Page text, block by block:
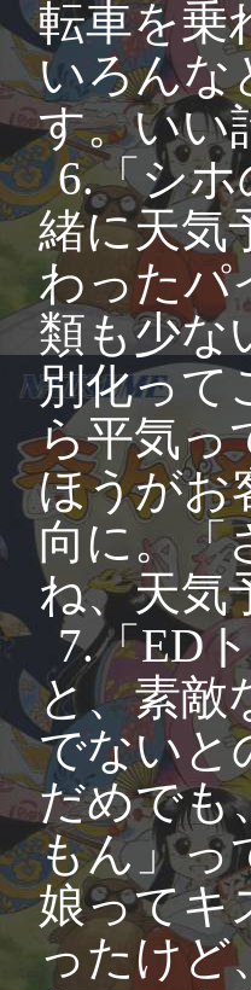
転車を乗
いろんな
す。いい
6.「シ
緒に天気
わったパ
類も少な
別化って
ら平気っ
ほうがお
向に。「
ね、天気
7.「ED
と、素敵
でないと
だめでも
もん」っ
娘ってキ
ったけど